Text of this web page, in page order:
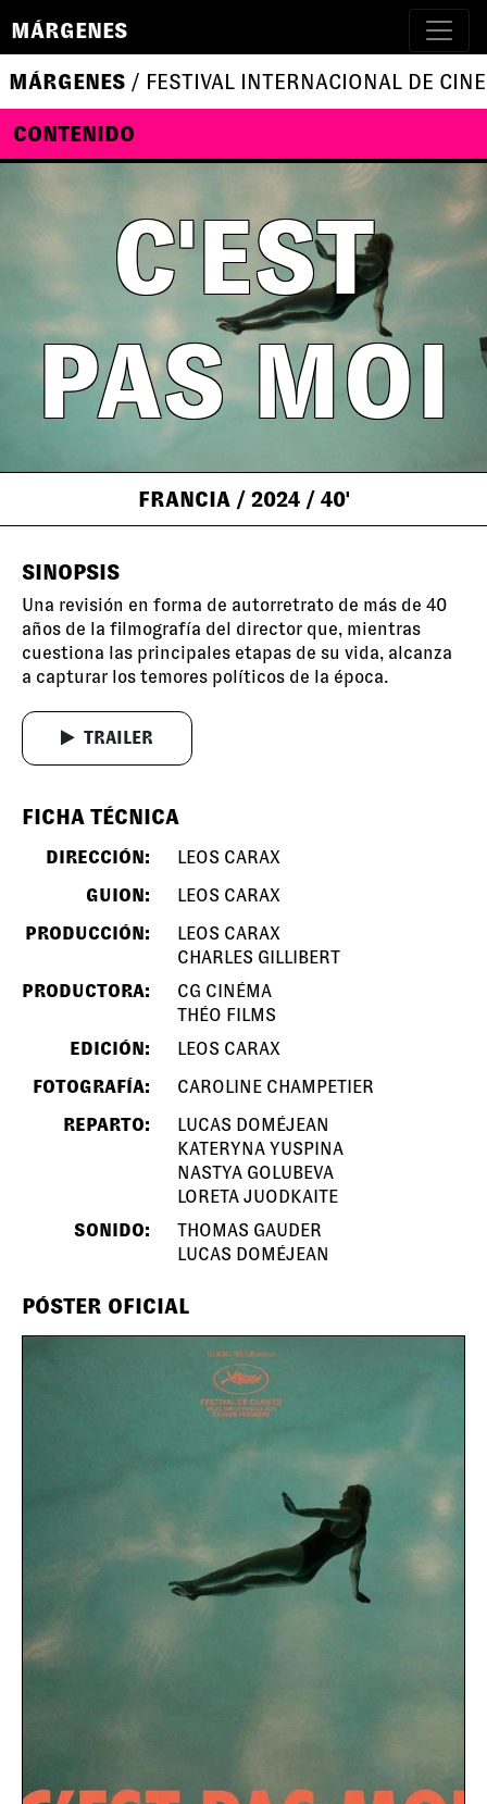
MÁRGENES
MÁRGENES / FESTIVAL INTERNACIONAL DE
CONTENIDO
C'EST
PAS MOI
FRANCIA / 2024 / 40'
SINOPSIS
Una revisión en forma de autorretrato de más de 40
años de la filmografía del director que, mientras
cuestiona las principales etapas de su vida, alcanza
a capturar los temores políticos de la época.
TRAILER
FICHA TÉCNICA
DIRECCIÓN:
LEOS CARAX
GUION:
LEOS CARAX
PRODUCCIÓN:
LEOS CARAX
CHARLES GILLIBERT
PRODUCTORA:
CG CINÉMA
THÉO FILMS
EDICIÓN:
LEOS CARAX
FOTOGRAFÍA:
CAROLINE CHAMPETIER
REPARTO:
LUCAS DOMÉJEAN
KATERYNA YUSPINA
NASTYA GOLUBEVA
LORETA JUODKAITE
SONIDO:
THOMAS GAUDER
LUCAS DOMÉJEAN
PÓSTER OFICIAL